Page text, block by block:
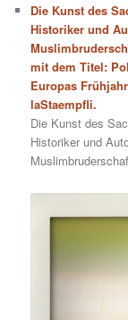
Die Kunst des
Historiker und
mit dem Titel:
Europas
laStaempfli.
Die Kunst des
Historiker und